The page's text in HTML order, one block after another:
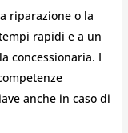
riparazione o la
rapidi e a un
concessionaria. I
anche in caso di